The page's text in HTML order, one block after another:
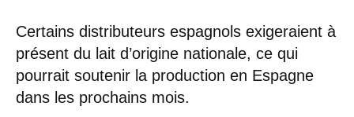
Certains distributeurs espagnols exigeraient à
présent du lait d’origine nationale, ce qui
pourrait soutenir la production en Espagne
dans les prochains mois.